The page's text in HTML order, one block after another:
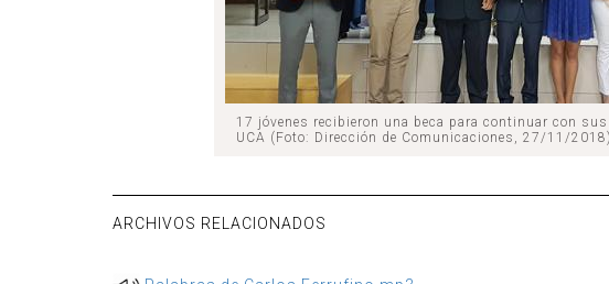
17 jóvenes recibieron una beca para continuar con
UCA (Foto: Dirección de Comunicaciones, 27/11/
ARCHIVOS RELACIONADOS